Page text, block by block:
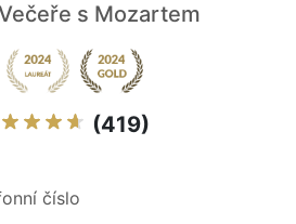
s Mozartem
(419)
číslo